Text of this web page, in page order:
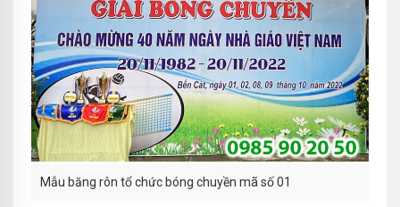
Mẫu băng rôn tổ chức bóng chuyền mã số 01